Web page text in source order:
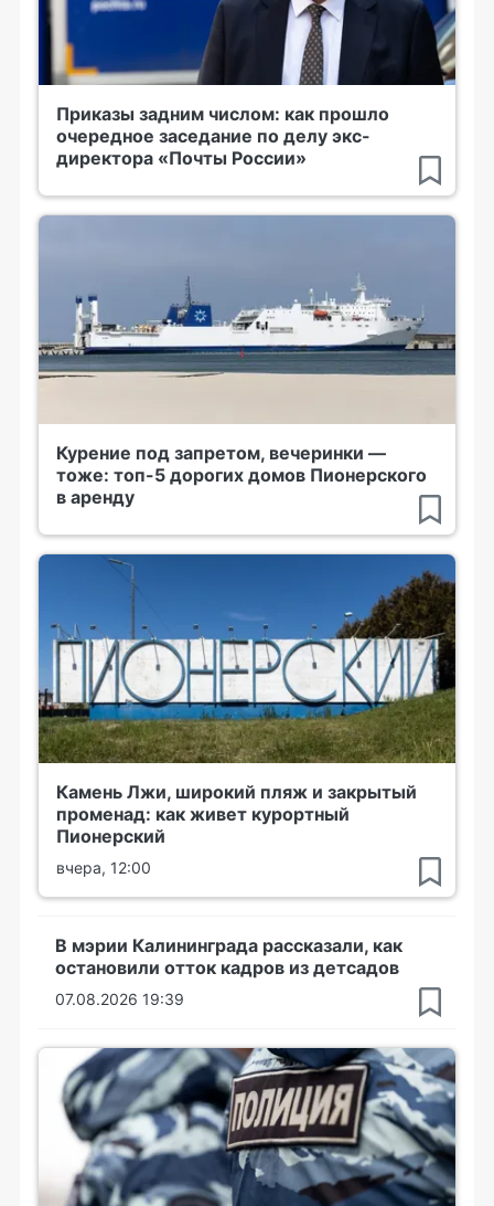
Приказы задним числом: как прошло
очередное заседание по делу экс-
директора «Почты России»
Курение под запретом, вечеринки —
тоже: топ-5 дорогих домов Пионерского
в аренду
Камень Лжи, широкий пляж и закрытый
променад: как живет курортный
Пионерский
вчера, 12:00
В мэрии Калининграда рассказали, как
остановили отток кадров из детсадов
07.08.2026 19:39